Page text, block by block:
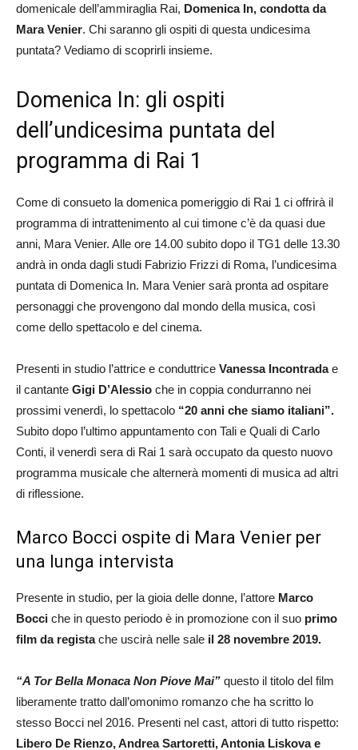
domenicale dell’ammiraglia Rai, Domenica In, condotta da
Mara Venier. Chi saranno gli ospiti di questa undicesima
puntata? Vediamo di scoprirli insieme.
Domenica In: gli ospiti
dell’undicesima puntata del
programma di Rai 1
Come di consueto la domenica pomeriggio di Rai 1 ci offrirà il
programma di intrattenimento al cui timone c’è da quasi due
anni, Mara Venier. Alle ore 14.00 subito dopo il TG1 delle 13.30
andrà in onda dagli studi Fabrizio Frizzi di Roma, l’undicesima
puntata di Domenica In. Mara Venier sarà pronta ad ospitare
personaggi che provengono dal mondo della musica, così
come dello spettacolo e del cinema.
Presenti in studio l’attrice e conduttrice Vanessa Incontradae
il cantante Gigi D’Alessio che in coppia condurranno nei
prossimi venerdì, lo spettacolo “20 anni che siamo italiani”.
Subito dopo l’ultimo appuntamento con Tali e Quali di Carlo
Conti, il venerdì sera di Rai 1 sarà occupato da questo nuovo
programma musicale che alternerà momenti di musica ad altri
di riflessione.
Marco Bocci ospite di Mara Venier per
una lunga intervista
Presente in studio, per la gioia delle donne, l’attore Marco
Bocci che in questo periodo è in promozione con il suo primo
film da registache uscirà nelle sale il 28 novembre 2019.
“A Tor Bella Monaca Non Piove Mai” questo il titolo del film
liberamente tratto dall’omonimo romanzo che ha scritto lo
stesso Bocci nel 2016. Presenti nel cast, attori di tutto rispetto:
Libero De Rienzo, Andrea Sartoretti, Antonia Liskova e